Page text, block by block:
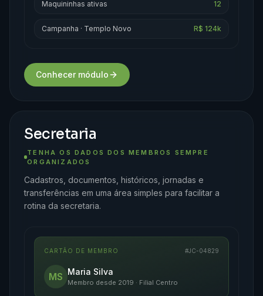
Maquininhas ativas 12
Campanha · Templo Novo R$ 124k
Conhecer módulo
Secretaria
TENHA OS DADOS DOS MEMBROS SEMPRE
ORGANIZADOS
Cadastros, documentos, históricos, jornadas e
transferências em uma área simples para facilitar a
rotina da secretaria.
CARTÃO DE MEMBRO #JC-04829
MS Maria Silva
Membro desde 2019 · Filial Centro